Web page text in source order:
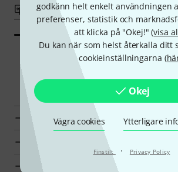
godkänn helt enkelt användningen
preferenser, statistik och
att klicka på "Okej!" (visa
Du kan när som helst återkalla ditt
cookieinställningarna (
Okej
Vägra cookies Ytterligare
Finstilt · Privacy Policy
Jämför Jämför
Smart
Pisoni Vaddering för Blåsinstrument
till produktgrupp Vaddering för
till produktgrupp Tillbehör